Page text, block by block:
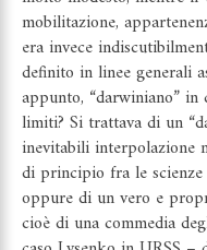
mobilitazione,
era invece
definito in linee generali
appunto, “darwiniano”
limiti? Si trattava di un
inevitabili interpolazione
di principio fra le scienze
oppure di un vero e
cioè di una commedia